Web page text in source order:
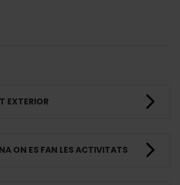
EXTERIOR
ON ES FAN LES ACTIVITATS